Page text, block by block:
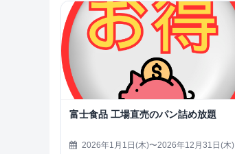
富士食品 工場直売のパン詰め放題
2026年1月1日(木)〜2026年12月31日(木)